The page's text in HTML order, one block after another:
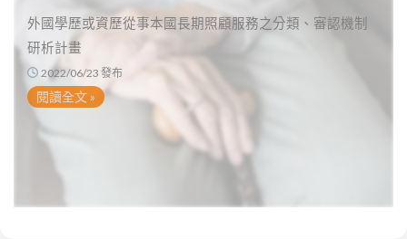
外國學歷或資歷從事本國長期照顧服務之分類、審認機制
研析計畫
2022/06/23 發布
閱讀全文 »